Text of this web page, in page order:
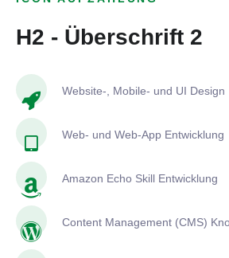
H2 - Überschrift 2
Website-, Mobile- und UI Design
Web- und Web-App Entwicklung
Amazon Echo Skill Entwicklung
Content Management (CMS)